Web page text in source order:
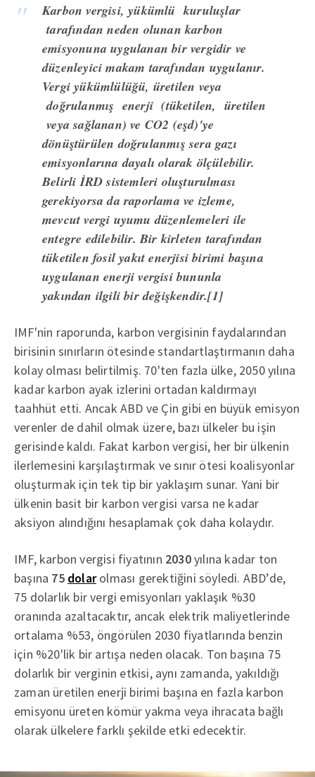
Karbon vergisi, yükümlü kuruluşlar
tarafından neden olunan karbon
emisyonuna uygulanan bir vergidir ve
düzenleyici makam tarafından uygulanır.
Vergi yükümlülüğü, üretilen veya
doğrulanmış enerji (tüketilen, üretilen
veya sağlanan) ve CO2 (eşd)'ye
dönüştürülen doğrulanmış sera gazı
emisyonlarına dayalı olarak ölçülebilir.
Belirli İRD sistemleri oluşturulması
gerekiyorsa da raporlama ve izleme,
mevcut vergi uyumu düzenlemeleri ile
entegre edilebilir. Bir kirleten tarafından
tüketilen fosil yakıt enerjisi birimi başına
uygulanan enerji vergisi bununla
yakından ilgili bir değişkendir.[1]
IMF'nin raporunda, karbon vergisinin faydalarından
birisinin sınırların ötesinde standartlaştırmanın daha
kolay olması belirtilmiş. 70'ten fazla ülke, 2050 yılına
kadar karbon ayak izlerini ortadan kaldırmayı
taahhüt etti. Ancak ABD ve Çin gibi en büyük emisyon
verenler de dahil olmak üzere, bazı ülkeler bu işin
gerisinde kaldı. Fakat karbon vergisi, her bir ülkenin
ilerlemesini karşılaştırmak ve sınır ötesi koalisyonlar
oluşturmak için tek tip bir yaklaşım sunar. Yani bir
ülkenin basit bir karbon vergisi varsa ne kadar
aksiyon alındığını hesaplamak çok daha kolaydır.
IMF, karbon vergisi fiyatının 2030yılına kadar ton
başına 75 dolarolması gerektiğini söyledi. ABD’de,
75 dolarlık bir vergi emisyonları yaklaşık %30
oranında azaltacaktır, ancak elektrik maliyetlerinde
ortalama %53, öngörülen 2030 fiyatlarında benzin
için %20'lik bir artışa neden olacak. Ton başına 75
dolarlık bir verginin etkisi, aynı zamanda, yakıldığı
zaman üretilen enerji birimi başına en fazla karbon
emisyonu üreten kömür yakma veya ihracata bağlı
olarak ülkelere farklı şekilde etki edecektir.